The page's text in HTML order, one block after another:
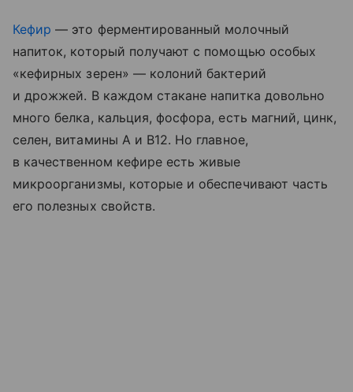
Кефир — это ферментированный молочный
напиток, который получают с помощью особых
«кефирных зерен» — колоний бактерий
и дрожжей. В каждом стакане напитка довольно
много белка, кальция, фосфора, есть магний, цинк,
селен, витамины A и B12. Но главное,
в качественном кефире есть живые
микроорганизмы, которые и обеспечивают часть
его полезных свойств.